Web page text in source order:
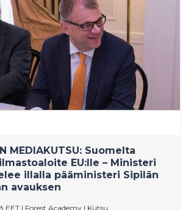
kanssa. Maa- ja metsätalousministeri
EU:n maatalouskomissaaria
muita EU-maita aloitteesta.
tänään ministeri Leppä
EU-päätöksentekijöille pidettävässä
jonka järjestävät Suomi ja Ruotsi
MEDIAKUTSU: Suomelta
EU:lle – Ministeri
illalla pääministeri Sipilän
avauksen
EET | Forest Academy | Kutsu